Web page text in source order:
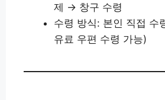
제 → 창구 수령
수령 방식: 본인 직접 수
유료 우편 수령 가능)